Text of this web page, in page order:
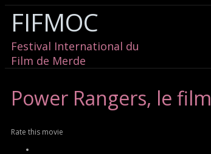
FIFMOC
Festival International du
Film de Merde
Power Rangers, le film
Rate this movie